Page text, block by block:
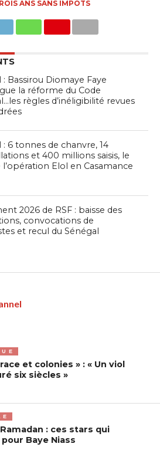
ANS SANS IMPÔTS
: Bassirou Diomaye Faye
la réforme du Code
règles d’inéligibilité revues
: 6 tonnes de chanvre, 14
et 400 millions saisis, le
l’opération Elol en Casamance
2026 de RSF : baisse des
convocations de
et recul du Sénégal
et colonies » : « Un viol
six siècles »
: ces stars qui
Baye Niass